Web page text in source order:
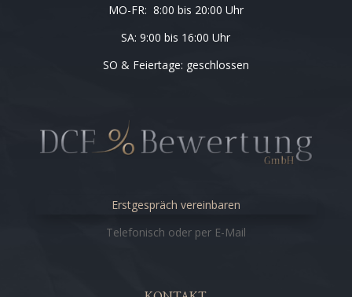
MO-FR: 8:00 bis 20:00 Uhr
SA: 9:00 bis 16:00 Uhr
SO & Feiertage: geschlossen
Erstgespräch vereinbaren
Telefonisch oder per E-Mail